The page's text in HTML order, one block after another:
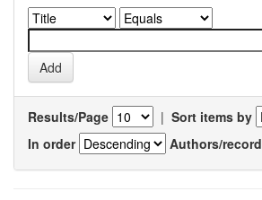
Results/Page | Sort items by
In order
Authors/record